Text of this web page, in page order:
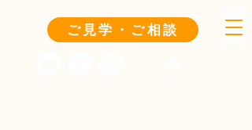
ご見学・ご相談